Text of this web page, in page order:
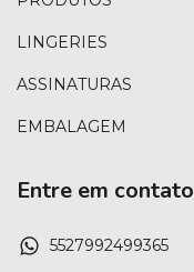
LINGERIES
ASSINATURAS
EMBALAGEM
Entre em contato
5527992499365